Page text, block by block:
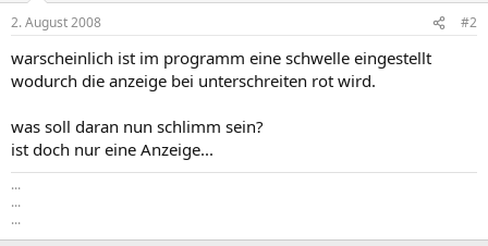
2. August 2008 #2
warscheinlich ist im programm eine schwelle eingestellt
wodurch die anzeige bei unterschreiten rot wird.
was soll daran nun schlimm sein?
ist doch nur eine Anzeige...
...
...
...